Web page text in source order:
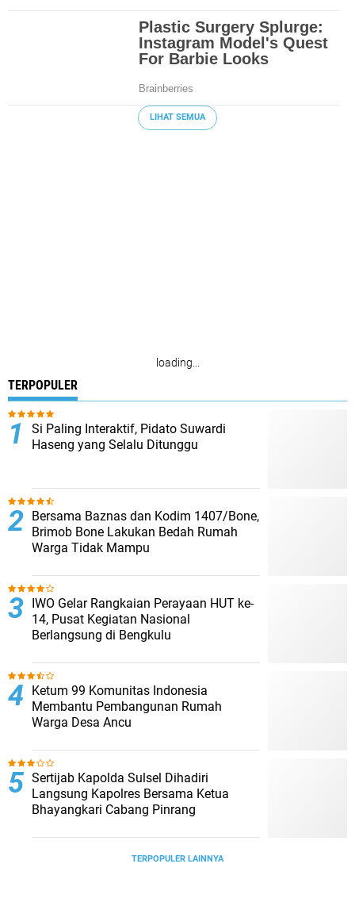
LIHAT SEMUA
loading...
TERPOPULER
Si Paling Interaktif, Pidato Suwardi
Haseng yang Selalu Ditunggu
Bersama Baznas dan Kodim 1407/Bone,
Brimob Bone Lakukan Bedah Rumah
Warga Tidak Mampu
IWO Gelar Rangkaian Perayaan HUT ke-
14, Pusat Kegiatan Nasional
Berlangsung di Bengkulu
Ketum 99 Komunitas Indonesia
Membantu Pembangunan Rumah
Warga Desa Ancu
Sertijab Kapolda Sulsel Dihadiri
Langsung Kapolres Bersama Ketua
Bhayangkari Cabang Pinrang
TERPOPULER LAINNYA